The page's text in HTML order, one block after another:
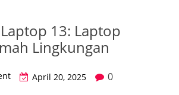
13: Laptop
Lingkungan
April 20, 2025 0